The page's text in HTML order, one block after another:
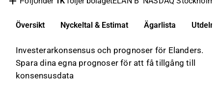
Översikt Nyckeltal & Estimat Ägarlista
Investerarkonsensus och prognoser för Elanders.
Spara dina egna prognoser för att få tillgång till
konsensusdata